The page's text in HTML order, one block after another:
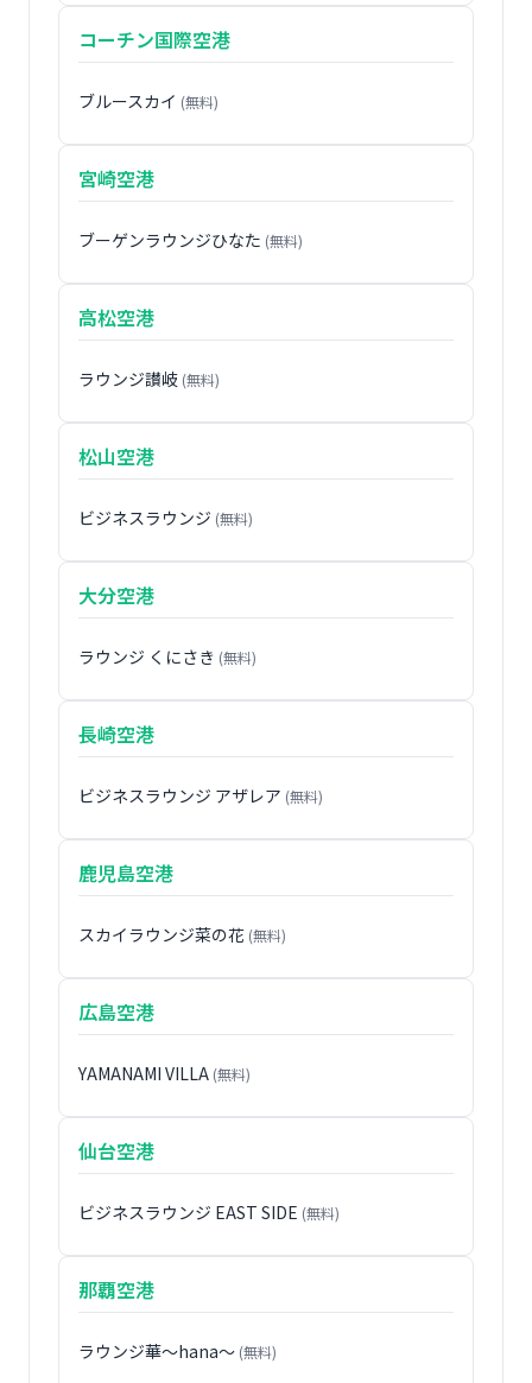
コーチン国際空港
ブルースカイ (無料)
宮崎空港
ブーゲンラウンジひなた (無料)
高松空港
ラウンジ讃岐 (無料)
松山空港
ビジネスラウンジ (無料)
大分空港
ラウンジ くにさき (無料)
長崎空港
ビジネスラウンジ アザレア (無料)
鹿児島空港
スカイラウンジ菜の花 (無料)
広島空港
YAMANAMI VILLA (無料)
仙台空港
ビジネスラウンジ EAST SIDE (無料)
那覇空港
ラウンジ華〜hana〜 (無料)